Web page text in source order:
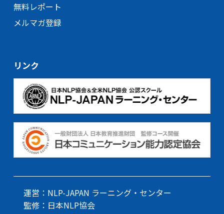
無料レポート
メルマガ登録
リンク
運営：NLP-JAPAN ラーニング・センター
監修：日本NLP協会